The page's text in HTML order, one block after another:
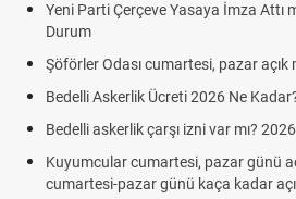
Yeni Parti Çerçeve Yasaya İmza Attı
Durum
Şöförler Odası cumartesi, pazar açık
Bedelli Askerlik Ücreti 2026 Ne
Bedelli askerlik çarşı izni var mı?
Kuyumcular cumartesi, pazar günü
cumartesi-pazar günü kaça kadar